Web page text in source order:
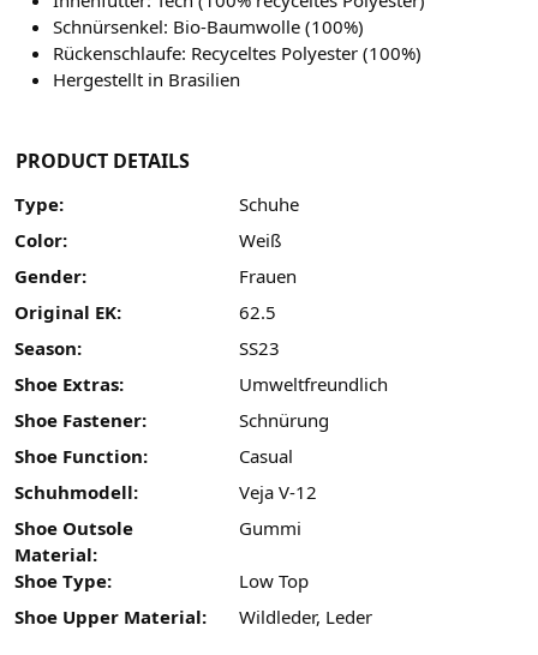
Schnürsenkel: Bio-Baumwolle (100%)
Rückenschlaufe: Recyceltes Polyester (100%)
Hergestellt in Brasilien
PRODUCT DETAILS
Type:
Schuhe
Color:
Weiß
Gender:
Frauen
Original EK:
62.5
Season:
SS23
Shoe Extras:
Umweltfreundlich
Shoe Fastener:
Schnürung
Shoe Function:
Casual
Schuhmodell:
Veja V-12
Shoe Outsole
Material:
Gummi
Shoe Type:
Low Top
Shoe Upper Material:
Wildleder, Leder